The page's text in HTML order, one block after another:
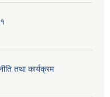
तथा कार्यक्रम